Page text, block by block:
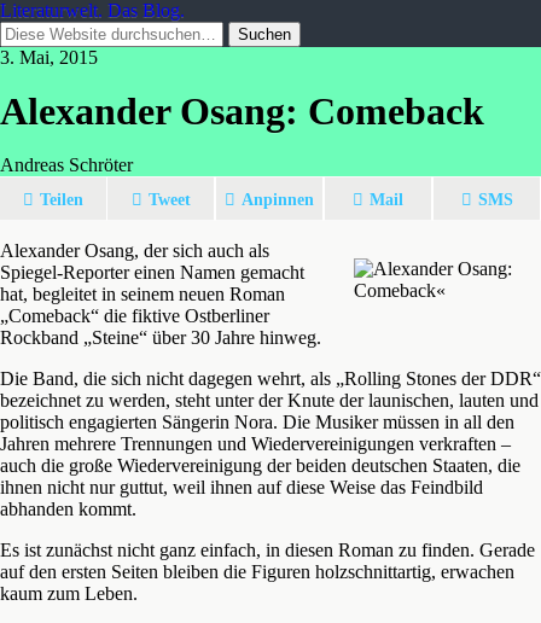
Literaturwelt. Das Blog.
3. Mai, 2015
Alexander Osang: Comeback
Andreas Schröter
Teilen Tweet Anpinnen Mail SMS
Alexander Osang, der sich auch als
Spiegel-Reporter einen Namen gemacht
hat, begleitet in seinem neuen Roman
„Comeback“ die fiktive Ostberliner
Rockband „Steine“ über 30 Jahre hinweg.
Die Band, die sich nicht dagegen wehrt, als „Rolling Stones der DDR“
bezeichnet zu werden, steht unter der Knute der launischen, lauten und
politisch engagierten Sängerin Nora. Die Musiker müssen in all den
Jahren mehrere Trennungen und Wiedervereinigungen verkraften –
auch die große Wiedervereinigung der beiden deutschen Staaten, die
ihnen nicht nur guttut, weil ihnen auf diese Weise das Feindbild
abhanden kommt.
Es ist zunächst nicht ganz einfach, in diesen Roman zu finden. Gerade
auf den ersten Seiten bleiben die Figuren holzschnittartig, erwachen
kaum zum Leben.